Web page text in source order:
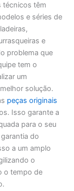
técnicos têm
e séries de
e
problema que
tem o
um
solução.
peças originais
Isso garante a
para o seu
do
a um amplo
o
o tempo de